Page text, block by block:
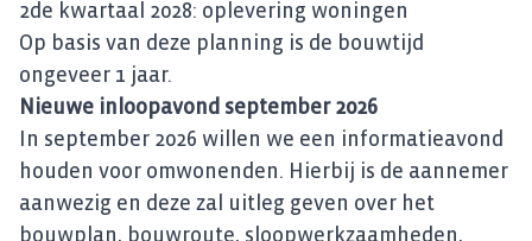
2de kwartaal 2028: oplevering woningen
Op basis van deze planning is de bouwtijd
ongeveer 1 jaar.
Nieuwe inloopavond september 2026
In september 2026 willen we een informatieavond
houden voor omwonenden. Hierbij is de aannemer
aanwezig en deze zal uitleg geven over het
bouwplan, bouwroute, sloopwerkzaamheden,